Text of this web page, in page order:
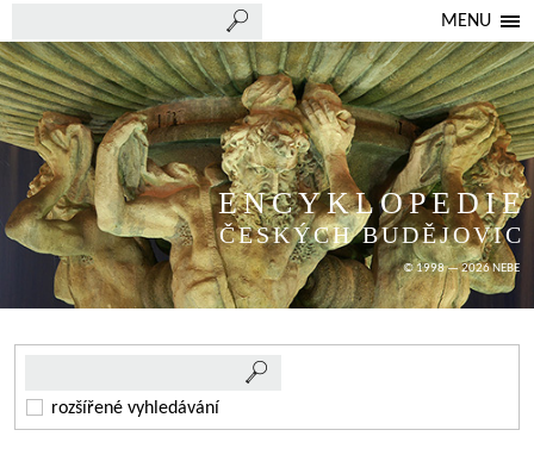
MENU
ENCYKLOPEDIE
ČESKÝCH BUDĚJOVIC
© 1998 — 2026 NEBE
rozšířené vyhledávání